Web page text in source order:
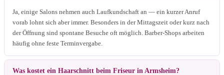
Ja, einige Salons nehmen auch Laufkundschaft an — ein kurzer Anruf
vorab lohnt sich aber immer. Besonders in der Mittagszeit oder kurz nach
der Öffnung sind spontane Besuche oft möglich. Barber-Shops arbeiten
häufig ohne feste Terminvergabe.
Was kostet ein Haarschnitt beim Friseur in Armsheim?